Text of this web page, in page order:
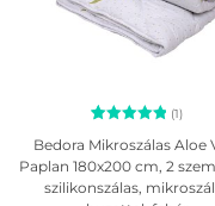
Értékelés
5.00
az 5-ből,
1
értékelés
(1)
Bedora Mikroszálas Aloe
Paplan 180x200 cm, 2
szilikonszálas,